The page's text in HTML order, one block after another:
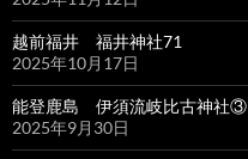
越前福井 福井神社71
2025年10月17日
能登鹿島 伊須流岐比古神社③
2025年9月30日